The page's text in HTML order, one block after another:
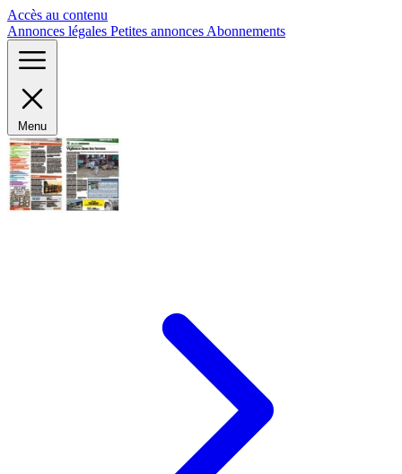
Accès au contenu
Annonces légales Petites annonces Abonnements
Menu
Panneau de gestion des cookies